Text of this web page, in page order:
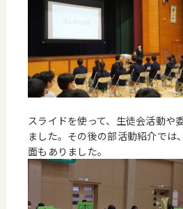
スライドを使って、生徒会活動や
ました。その後の部活動紹介では
面もありました。